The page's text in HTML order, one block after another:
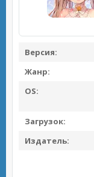
Версия:
Жанр:
OS:
Загрузок:
Издатель: